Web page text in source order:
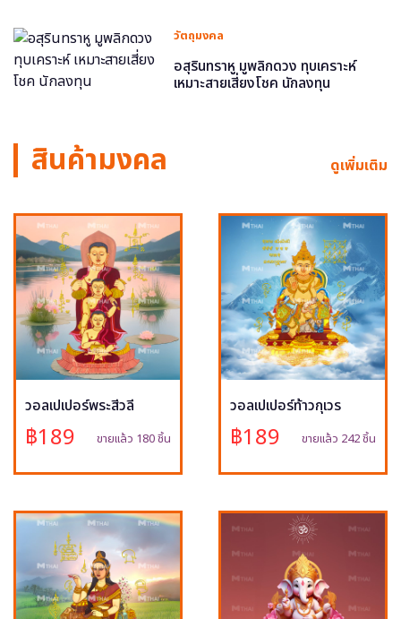
วัตถุมงคล
อสุรินทราหู มูพลิกดวง ทุบเคราะห์
เหมาะสายเสี่ยงโชค นักลงทุน
สินค้ามงคล ดูเพิ่มเติม
วอลเปเปอร์พระสีวลี
฿189 ขายแล้ว 180 ชิ้น
วอลเปเปอร์ท้าวกุเวร
฿189 ขายแล้ว 242 ชิ้น